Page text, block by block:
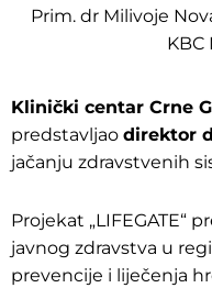
Prim. dr Milivoje
KBC
Klinički centar Crne
predstavljao direktor
jačanju zdravstvenih
Projekat „LIFEGATE“
javnog zdravstva u
prevencije i liječenja